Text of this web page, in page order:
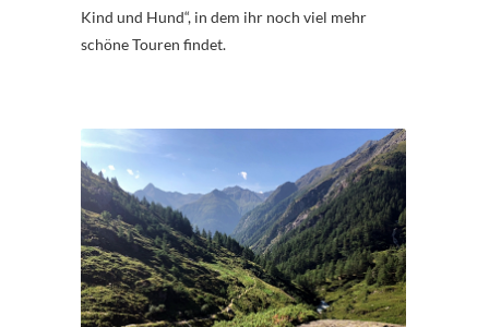
Kind und Hund“, in dem ihr noch viel mehr
schöne Touren findet.